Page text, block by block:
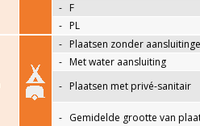
- F
- PL
- Plaatsen zonder
- Met water aansluiting
- Plaatsen met privé-sanitair
- Gemidelde grootte van